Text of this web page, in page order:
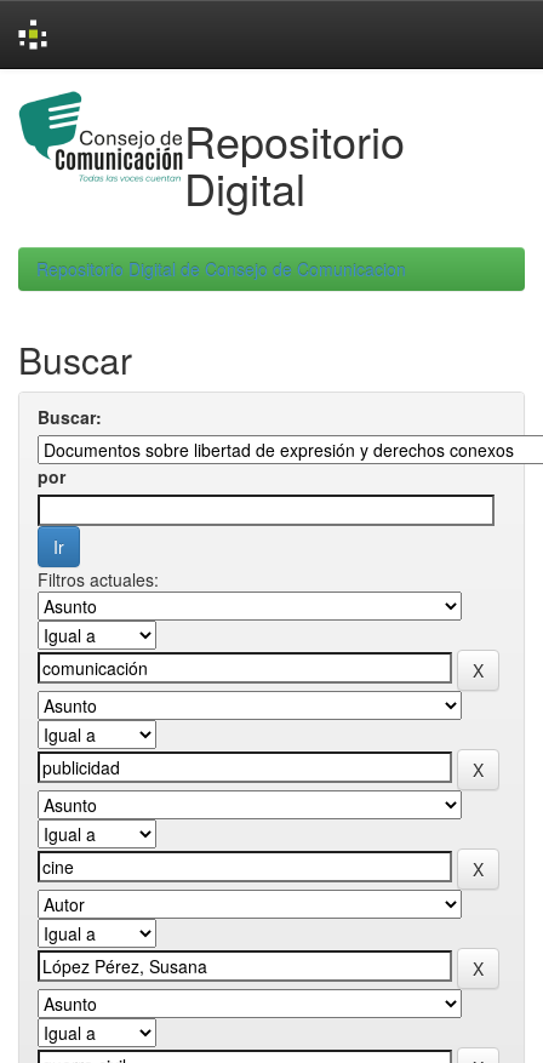
navigation
Repositorio
Digital
Repositorio Digital de Consejo de Comunicacion
Buscar
Buscar:
por
Filtros actuales: